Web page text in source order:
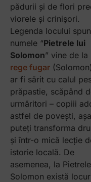
pădurii și de flori
viorele și crinișori.
Legenda locului
numele “Pietrele lui
Solomon” vine de la
rege fugar
ar fi sărit cu calul
prăpastie, scăpând
urmăritori – copiii
astfel de povești,
puteți transforma
și într-o mică lecție
istorie locală. De
asemenea, la
Solomon există